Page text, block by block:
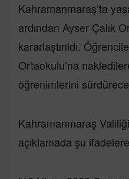
Kahramanmaraş’ta
ardından Ayser Çalık
kararlaştırıldı.
Ortaokulu’na
öğrenimlerini
Kahramanmaraş
açıklamada şu